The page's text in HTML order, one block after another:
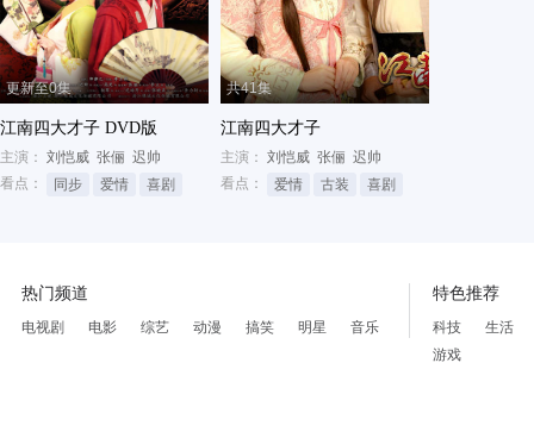
更新至0集
江南四大才子 DVD版
主演： 刘恺威 张俪 迟帅
看点：
同步 爱情 喜剧
共41集
江南四大才子
主演： 刘恺威 张俪 迟帅
看点：
爱情 古装 喜剧
热门频道
电视剧 电影 综艺 动漫 搞笑 明星 音乐
特色推荐
科技
生活
游戏